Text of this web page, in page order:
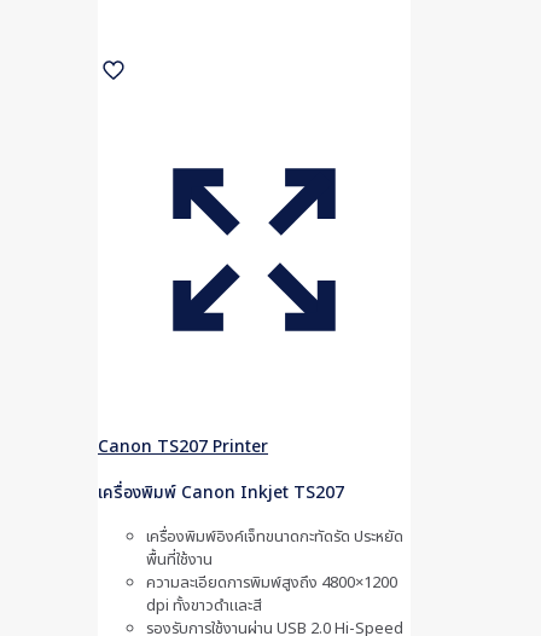
Canon TS207 Printer
เครื่องพิมพ์ Canon Inkjet TS207
เครื่องพิมพ์อิงค์เจ็ทขนาดกะทัดรัด ประหยัด
พื้นที่ใช้งาน
ความละเอียดการพิมพ์สูงถึง 4800×1200
dpi ทั้งขาวดำและสี
รองรับการใช้งานผ่าน USB 2.0 Hi-Speed